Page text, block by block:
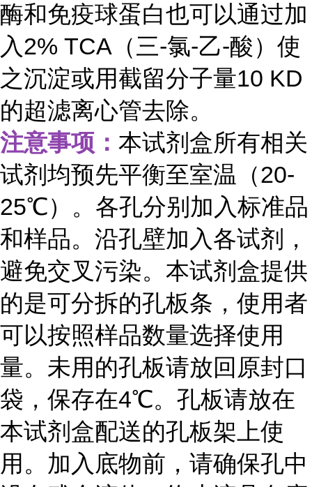
酶和免疫球蛋白也可以通过加
入2% TCA（三-氯-乙-酸）使
之沉淀或用截留分子量10 KD
的超滤离心管去除。
注意事项： 本试剂盒所有相关
试剂均预先平衡至室温（20-
25℃）。各孔分别加入标准品
和样品。沿孔壁加入各试剂，
避免交叉污染。本试剂盒提供
的是可分拆的孔板条，使用者
可以按照样品数量选择使用
量。未用的孔板请放回原封口
袋，保存在4℃。孔板请放在
本试剂盒配送的孔板架上使
用。加入底物前，请确保孔中